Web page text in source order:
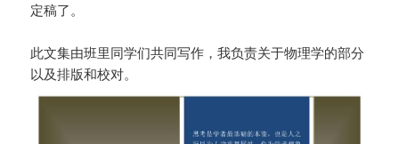
定稿了。
此文集由班里同学们共同写作，我负责关于物理学的部分
以及排版和校对。